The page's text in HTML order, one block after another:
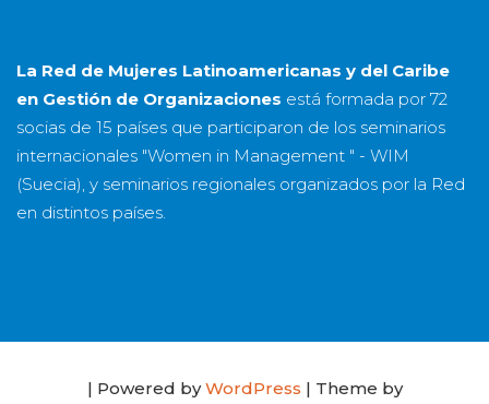
La Red de Mujeres Latinoamericanas y del Caribe
en Gestión de Organizaciones está formada por 72
socias de 15 países que participaron de los seminarios
internacionales "Women in Management " - WIM
(Suecia), y seminarios regionales organizados por la Red
en distintos países.
| Powered byWordPress | Theme by